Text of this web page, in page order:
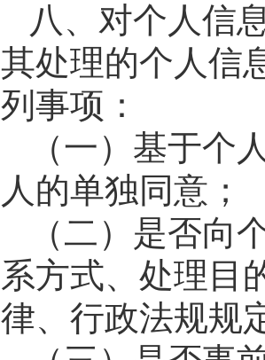
八、对个人信
其处理的个人信
列事项：
（一）基于个
人的单独同意；
（二）是否向
系方式、处理目
律、行政法规规